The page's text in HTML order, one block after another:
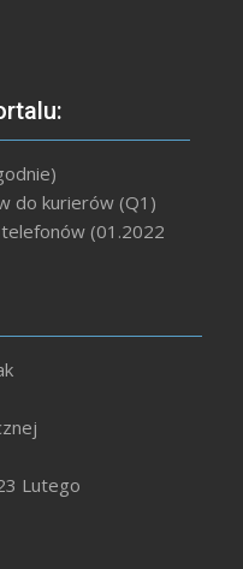
do kurierów (Q1)
(01.2022
Lutego